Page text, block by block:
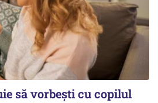
să vorbești cu copilul